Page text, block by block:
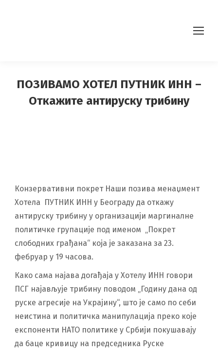
ПОЗИВАМО ХОТЕЛ ПУТНИК ИНН –
Откажите антируску трибину
Конзервативни покрет Наши позива менаџмент
Хотела ПУТНИК ИНН у Београду да откажу
антируску трибину у организацији маргиналне
политичке групације под именом „Покрет
слободних грађана“ која је заказана за 23.
фебруар у 19 часова.
Како сама најава догађаја у Хотелу ИНН говори
ПСГ најављује трибину поводом „Годину дана од
руске агресије на Украјину“, што је само по себи
неистина и политичка манипулација преко које
експоненти НАТО политике у Србији покушавају
да баце кривицу на председника Руске